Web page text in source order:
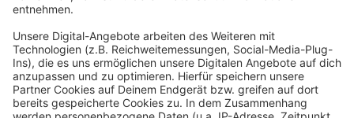
Zucker
Chilipulver
Zutaten für eine Kürbismayonnaise
3 Eigelbe